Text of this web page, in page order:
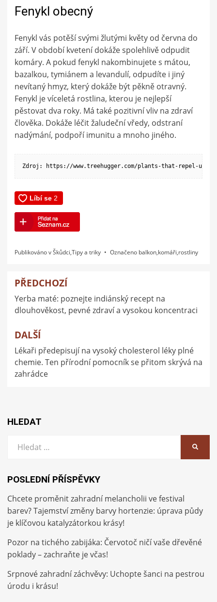
Fenykl obecný
Fenykl vás potěší svými žlutými květy od června do
září. V období kvetení dokáže spolehlivě odpudit
komáry. A pokud fenykl nakombinujete s mátou,
bazalkou, tymiánem a levandulí, odpudíte i jiný
nevítaný hmyz, který dokáže být pěkně otravný.
Fenykl je víceletá rostlina, kterou je nejlepší
pěstovat dva roky. Má také pozitivní vliv na zdraví
člověka. Dokáže léčit žaludeční vředy, odstraní
nadýmání, podpoří imunitu a mnoho jiného.
Zdroj: https://www.treehugger.com/plants-that-repel-
Publikováno vŠkůdci,Tipy a triky Označeno balkon,komáři,rostliny
Navigace
pro
příspěvek
PŘEDCHOZÍ
Yerba maté: poznejte indiánský recept na
dlouhověkost, pevné zdraví a vysokou koncentraci
DALŠÍ
Lékaři předepisují na vysoký cholesterol léky plné
chemie. Ten přírodní pomocník se přitom skrývá na
zahrádce
HLEDAT
POSLEDNÍ PŘÍSPĚVKY
Chcete proměnit zahradní melancholii ve festival
barev? Tajemství změny barvy hortenzie: úprava půdy
je klíčovou katalyzátorkou krásy!
Pozor na tichého zabijáka: Červotoč ničí vaše dřevěné
poklady – zachraňte je včas!
Srpnové zahradní záchvěvy: Uchopte šanci na pestrou
úrodu i krásu!